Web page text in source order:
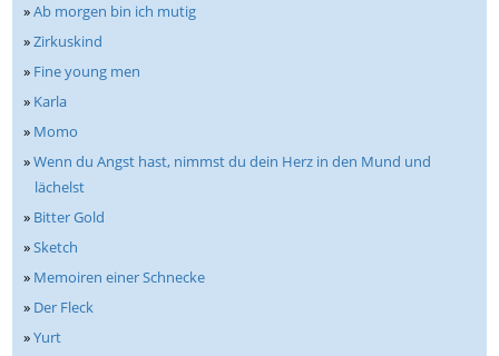
»Ab morgen bin ich mutig
»Zirkuskind
» Fine young men
» Karla
» Momo
»Wenn du Angst hast, nimmst du dein Herz in den Mund und
lächelst
» Bitter Gold
»Sketch
» Memoiren einer Schnecke
» Der Fleck
»Yurt